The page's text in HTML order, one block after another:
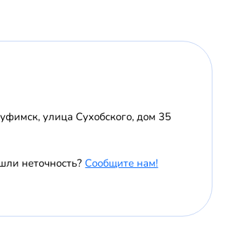
улица Сухобского, дом 35
неточность? Сообщите нам!